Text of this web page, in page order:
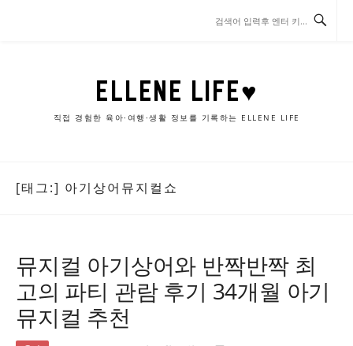
ELLENE LIFE♥
직접 경험한 육아·여행·생활 정보를 기록하는 ELLENE LIFE
[태그:] 아기상어뮤지컬쇼
뮤지컬 아기상어와 반짝반짝 최
고의 파티 관람 후기 34개월 아기
뮤지컬 추천